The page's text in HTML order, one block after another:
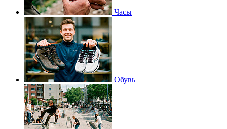
Часы
Обувь